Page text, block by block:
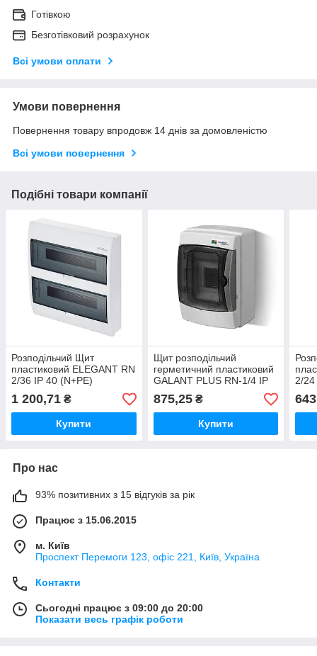
Готівкою
Безготівковий розрахунок
Всі умови оплати
Умови повернення
Повернення товару впродовж 14 днів за домовленістю
Всі умови повернення
Подібні товари компанії
Розподільчий Щит
пластиковий ELEGANT RN
2/36 IP 40 (N+PE)
1 200,71 ₴
Купити
Щит розподільчий
герметичний пластиковий
GALANT PLUS RN-1/4 IP
65
875,25₴
Купити
2/24
Про нас
93% позитивних з 15 відгуків за рік
Працює з 15.06.2015
м. Київ
Проспект Перемоги 123, офіс 221, Київ, Україна
Контакти
Сьогодні працює з 09:00 до 20:00
Показати весь графік роботи